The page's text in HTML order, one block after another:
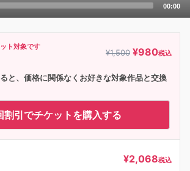
00:00
ト対象です
¥1,500 ¥980税込
と、価格に関係なくお好きな対象作品と交換
割引でチケットを購入する
¥2,068税込